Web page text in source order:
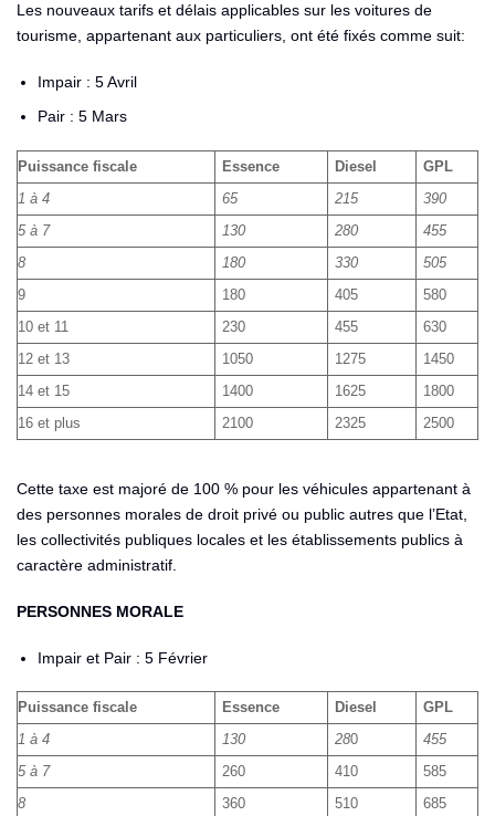
Les nouveaux tarifs et délais applicables sur les voitures de
tourisme, appartenant aux particuliers, ont été fixés comme suit:
Impair : 5 Avril
Pair : 5 Mars
Puissance fiscale Essence Diesel
GPL
1 à 4
65 215
390
5 à 7
130 280
455
8
180 330
505
9
180 405
580
10 et 11
230 455
630
12 et 13
1050 1275
1450
14 et 15
1400 1625
1800
16 et plus
2100 2325 2500
Cette taxe est majoré de 100 % pour les véhicules appartenant à
des personnes morales de droit privé ou public autres que l’Etat,
les collectivités publiques locales et les établissements publics à
caractère administratif.
PERSONNES MORALE
Impair et Pair : 5 Février
Puissance fiscale Essence Diesel
GPL
1 à 4
130 280
455
5 à 7
260 410
585
8
360 510
685